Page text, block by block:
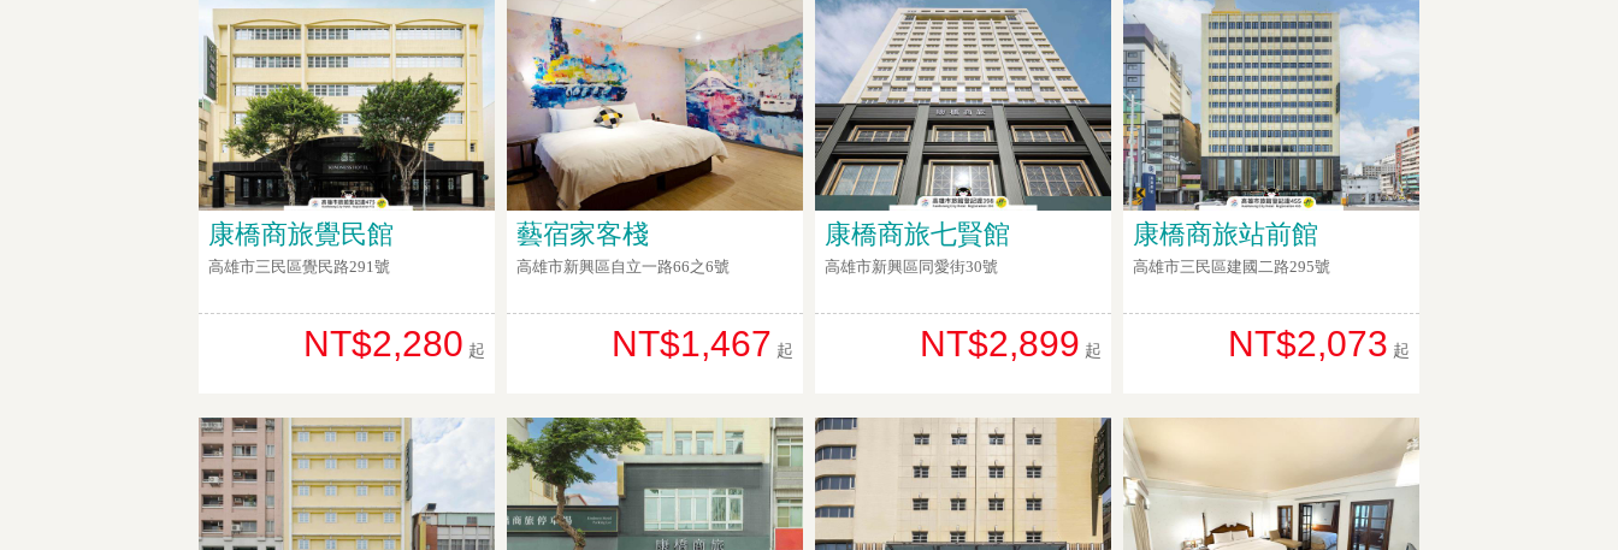
康橋商旅覺民館
高雄市三民區覺民路291號
NT$2,280 起
藝宿家客棧
高雄市新興區自立一路66之6號
NT$1,467 起
康橋商旅七賢館
高雄市新興區同愛街30號
NT$2,899 起
康橋商旅站前館
高雄市三民區建國二路295號
NT$2,073 起